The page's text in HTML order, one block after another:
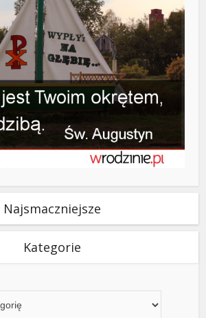
Najsmaczniejsze
Kategorie